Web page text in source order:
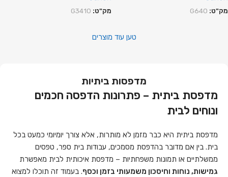
מק"ט: G640 מק"ט: G3410
טען עוד מוצרים
מדפסות ביתיות
מדפסת ביתית – פתרונות הדפסה חכמים
ונוחים לבית
מדפסת ביתית היא כבר מזמן לא מותרות, אלא צורך יומיומי כמעט בכל
בית. בין אם מדובר בהדפסת מסמכים, עבודות בית ספר, טפסים
ממשלתיים או תמונות משפחתיות – מדפסת איכותית לבית מאפשרת
גמישות, נוחות וחיסכון משמעותי בזמן וכסף. בעמוד זה תוכלו למצוא